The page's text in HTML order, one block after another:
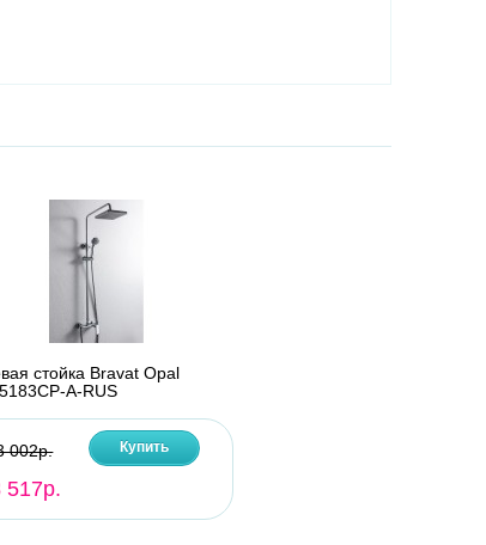
стойка Bravat Opal
A-RUS
002р.
517р.
Купить